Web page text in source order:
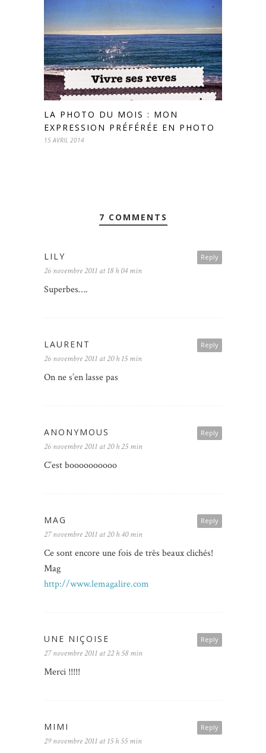
LA PHOTO DU MOIS : MON
EXPRESSION PRÉFÉRÉE EN PHOTO
15 AVRIL 2014
7 COMMENTS
Reply
LILY
26 novembre 2011 at 18 h 04 min
Superbes….
Reply
LAURENT
26 novembre 2011 at 20 h 15 min
On ne s’en lasse pas
Reply
ANONYMOUS
26 novembre 2011 at 20 h 25 min
C’est boooooooooo
Reply
MAG
27 novembre 2011 at 20 h 40 min
Ce sont encore une fois de très beaux clichés!
Mag
http://www.lemagalire.com
Reply
UNE NIÇOISE
27 novembre 2011 at 22 h 58 min
Merci !!!!!
Reply
MIMI
29 novembre 2011 at 15 h 55 min